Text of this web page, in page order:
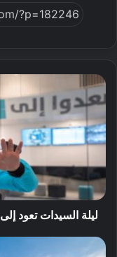
ليلة السيدات تعود